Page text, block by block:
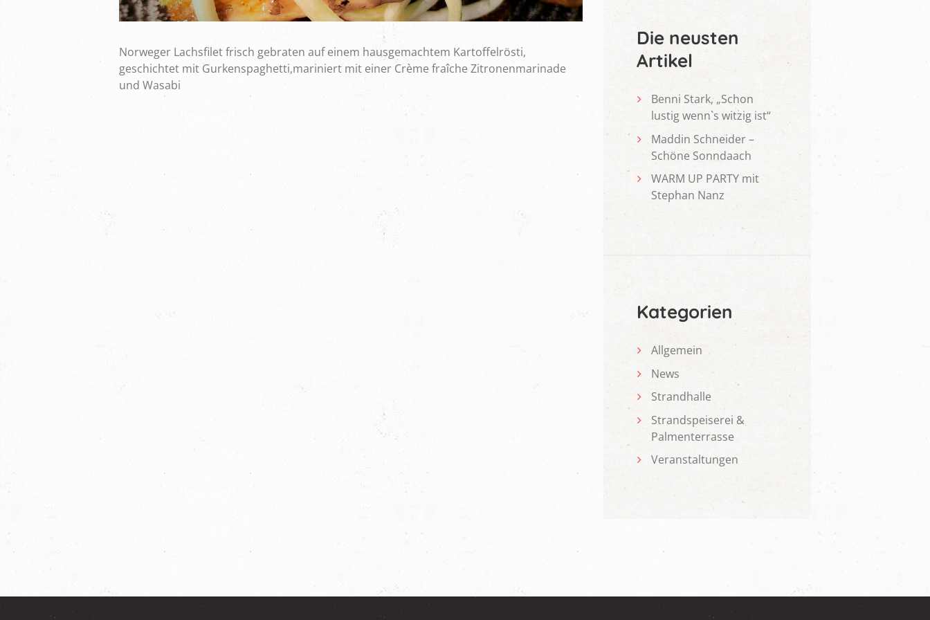
Norweger Lachsfilet frisch gebraten auf einem hausgemachtem Kartoffelrösti,
geschichtet mit Gurkenspaghetti,mariniert mit einer Crème fraîche Zitronenmarinade
und Wasabi
Die neusten
Artikel
Benni Stark, „Schon
lustig wenn`s witzig ist“
Maddin Schneider –
Schöne Sonndaach
WARM UP PARTY mit
Stephan Nanz
Kategorien
Allgemein
News
Strandhalle
Strandspeiserei &
Palmenterrasse
Veranstaltungen